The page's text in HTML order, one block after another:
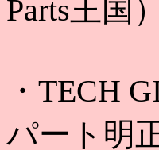
Parts王国）
・TECH
パート明